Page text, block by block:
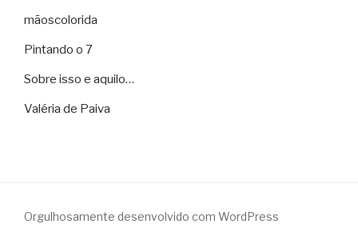
mãoscolorida
Pintando o 7
Sobre isso e aquilo…
Valéria de Paiva
Orgulhosamente desenvolvido com WordPress